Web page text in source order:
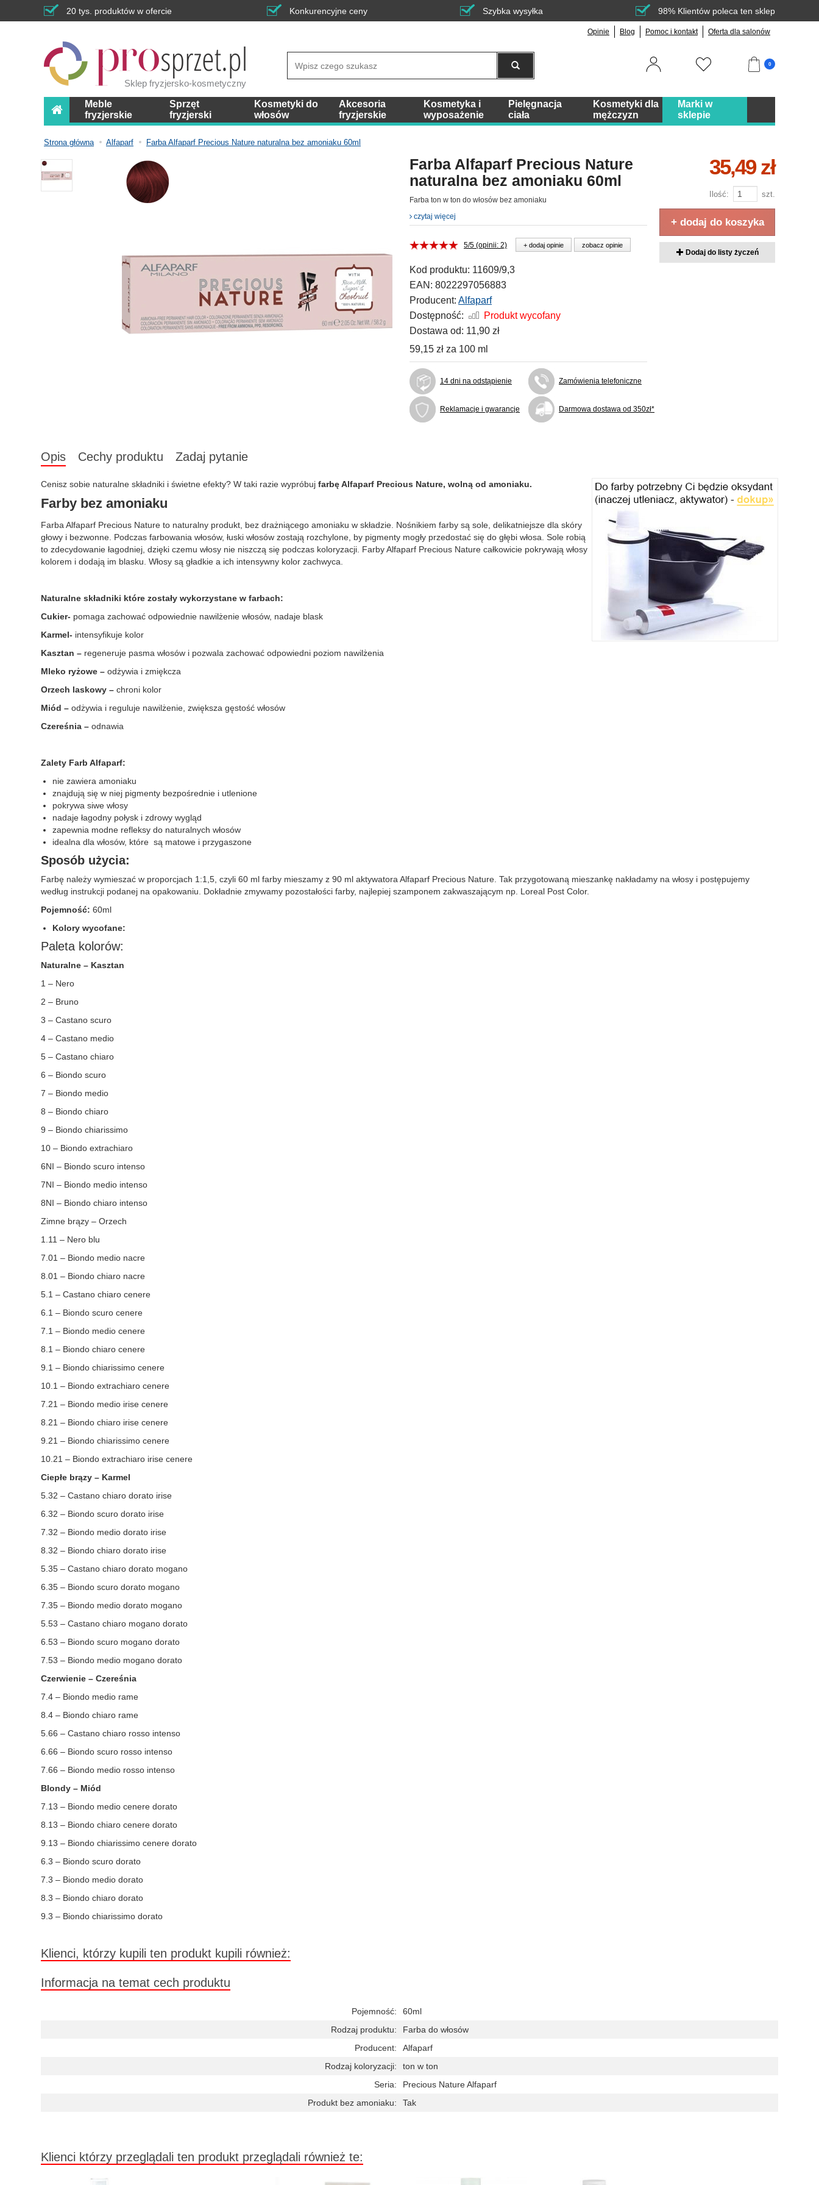
20 tys. produktów w ofercie Konkurencyjne ceny Szybka wysyłka 98% Klientów poleca ten sklep
Opinie Blog Pomoc i kontakt Oferta dla salonów
Sklep fryzjersko-kosmetyczny
0
Meble
fryzjerskie
Sprzęt
fryzjerski
Kosmetyki do
włosów
Akcesoria
fryzjerskie
Kosmetyka i
wyposażenie
Pielęgnacja
ciała
Kosmetyki dla
mężczyzn
Marki w
sklepie
Strona główna Alfaparf Farba Alfaparf Precious Nature naturalna bez amoniaku 60ml
Farba Alfaparf Precious Nature
naturalna bez amoniaku 60ml
Farba ton w ton do włosów bez amoniaku
czytaj więcej
5/5 (opinii: 2) + dodaj opinie zobacz opinie
Kod produktu: 11609/9,3
EAN: 8022297056883
Producent: Alfaparf
Dostępność:
Produkt wycofany
Dostawa od: 11,90 zł
59,15 zł za 100 ml
14 dni na odstąpienie Zamówienia telefoniczne
Reklamacje i gwarancje Darmowa dostawa od 350zł*
35,49 zł
Ilość: szt.
+ dodaj do koszyka
Dodaj do listy życzeń
Opis Cechy produktu Zadaj pytanie
Cenisz sobie naturalne składniki i świetne efekty? W taki razie wypróbuj farbę Alfaparf Precious Nature, wolną od amoniaku.
Farby bez amoniaku
Farba Alfaparf Precious Nature to naturalny produkt, bez drażniącego amoniaku w składzie. Nośnikiem farby są sole, delikatniejsze dla skóry
głowy i bezwonne. Podczas farbowania włosów, łuski włosów zostają rozchylone, by pigmenty mogły przedostać się do głębi włosa. Sole robią
to zdecydowanie łagodniej, dzięki czemu włosy nie niszczą się podczas koloryzacji. Farby Alfaparf Precious Nature całkowicie pokrywają włosy
kolorem i dodają im blasku. Włosy są gładkie a ich intensywny kolor zachwyca.
Naturalne składniki które zostały wykorzystane w farbach:
Cukier- pomaga zachować odpowiednie nawilżenie włosów, nadaje blask
Karmel- intensyfikuje kolor
Kasztan – regeneruje pasma włosów i pozwala zachować odpowiedni poziom nawilżenia
Mleko ryżowe – odżywia i zmiękcza
Orzech laskowy – chroni kolor
Miód – odżywia i reguluje nawilżenie, zwiększa gęstość włosów
Czereśnia – odnawia
Zalety Farb Alfaparf:
nie zawiera amoniaku
znajdują się w niej pigmenty bezpośrednie i utlenione
pokrywa siwe włosy
nadaje łagodny połysk i zdrowy wygląd
zapewnia modne refleksy do naturalnych włosów
idealna dla włosów, które są matowe i przygaszone
Sposób użycia:
Farbę należy wymieszać w proporcjach 1:1,5, czyli 60 ml farby mieszamy z 90 ml aktywatora Alfaparf Precious Nature. Tak przygotowaną mieszankę nakładamy na włosy i postępujemy
według instrukcji podanej na opakowaniu. Dokładnie zmywamy pozostałości farby, najlepiej szamponem zakwaszającym np. Loreal Post Color.
Pojemność: 60ml
Kolory wycofane:
Paleta kolorów:
Naturalne – Kasztan
1 – Nero
2 – Bruno
3 – Castano scuro
4 – Castano medio
5 – Castano chiaro
6 – Biondo scuro
7 – Biondo medio
8 – Biondo chiaro
9 – Biondo chiarissimo
10 – Biondo extrachiaro
6NI – Biondo scuro intenso
7NI – Biondo medio intenso
8NI – Biondo chiaro intenso
Zimne brązy – Orzech
1.11 – Nero blu
7.01 – Biondo medio nacre
8.01 – Biondo chiaro nacre
5.1 – Castano chiaro cenere
6.1 – Biondo scuro cenere
7.1 – Biondo medio cenere
8.1 – Biondo chiaro cenere
9.1 – Biondo chiarissimo cenere
10.1 – Biondo extrachiaro cenere
7.21 – Biondo medio irise cenere
8.21 – Biondo chiaro irise cenere
9.21 – Biondo chiarissimo cenere
10.21 – Biondo extrachiaro irise cenere
Ciepłe brązy – Karmel
5.32 – Castano chiaro dorato irise
6.32 – Biondo scuro dorato irise
7.32 – Biondo medio dorato irise
8.32 – Biondo chiaro dorato irise
5.35 – Castano chiaro dorato mogano
6.35 – Biondo scuro dorato mogano
7.35 – Biondo medio dorato mogano
5.53 – Castano chiaro mogano dorato
6.53 – Biondo scuro mogano dorato
7.53 – Biondo medio mogano dorato
Czerwienie – Czereśnia
7.4 – Biondo medio rame
8.4 – Biondo chiaro rame
5.66 – Castano chiaro rosso intenso
6.66 – Biondo scuro rosso intenso
7.66 – Biondo medio rosso intenso
Blondy – Miód
7.13 – Biondo medio cenere dorato
8.13 – Biondo chiaro cenere dorato
9.13 – Biondo chiarissimo cenere dorato
6.3 – Biondo scuro dorato
7.3 – Biondo medio dorato
8.3 – Biondo chiaro dorato
9.3 – Biondo chiarissimo dorato
Klienci, którzy kupili ten produkt kupili również:
Informacja na temat cech produktu
Pojemność:
60ml
Rodzaj produktu:
Farba do włosów
Producent:
Alfaparf
Rodzaj koloryzacji:
ton w ton
Seria:
Precious Nature Alfaparf
Produkt bez amoniaku:
Tak
Klienci którzy przeglądali ten produkt przeglądali również te: